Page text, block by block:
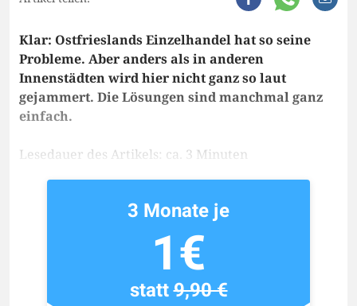
Klar: Ostfrieslands Einzelhandel hat so seine
Probleme. Aber anders als in anderen
Innenstädten wird hier nicht ganz so laut
gejammert. Die Lösungen sind manchmal ganz
einfach.
Lesedauer des Artikels: ca. 3 Minuten
3 Monate je
1€
statt9,90 €